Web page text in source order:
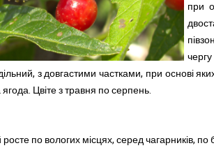
при
з довгастими частками, при основі
Цвіте з травня по серпень.
по вологих місцях, серед чагарників, по